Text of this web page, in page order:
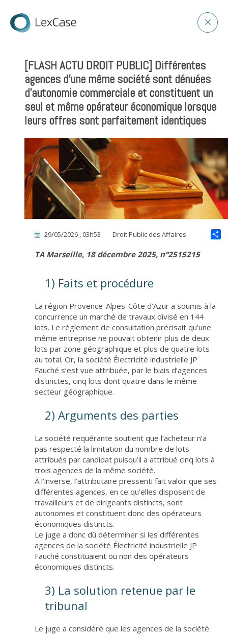
[FLASH ACTU DROIT PUBLIC] Différentes
agences d’une même société sont dénuées
d’autonomie commerciale et constituent un
seul et même opérateur économique lorsque
leurs offres sont parfaitement identiques
29/05/2026 , 03h53 Droit Public des Affaires
TA Marseille, 18 décembre 2025, n°2515215
1) Faits et procédure
La région Provence-Alpes-Côte d’Azur a soumis à la
concurrence un marché de travaux divisé en 144
lots. Le règlement de consultation précisait qu’une
même entreprise ne pouvait obtenir plus de deux
lots par zone géographique et plus de quatre lots
au total. Or, la société Électricité industrielle JP
Fauché s’est vue attribuée, par le biais d’agences
distinctes, cinq lots dont quatre dans le même
secteur géographique.
2) Arguments des parties
La société requérante soutient que l’acheteur n’a
pas respecté la limitation du nombre de lots
attribués par candidat puisqu’il a attribué cinq lots à
trois agences de la même société.
À l’inverse, l’attributaire pressenti fait valoir que ses
différentes agences, en ce qu’elles disposent de
travailleurs et de dirigeants distincts, sont
autonomes et constituent donc des opérateurs
économiques distincts.
Le juge a donc dû déterminer si les différentes
agences de la société Électricité industrielle JP
Fauché constituaient ou non des opérateurs
économiques distincts.
3) La solution retenue par le
tribunal
Le juge a considéré que les agences de la société